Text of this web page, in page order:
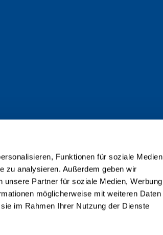
Funktionen für soziale Medien
zu analysieren. Außerdem geben wir
unsere Partner für soziale Medien, Werbung
möglicherweise mit weiteren Daten
im Rahmen Ihrer Nutzung der Dienste